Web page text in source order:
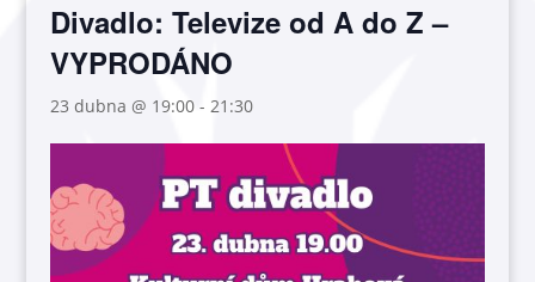
Divadlo: Televize od A do Z –
VYPRODÁNO
23 dubna @ 19:00 -21:30